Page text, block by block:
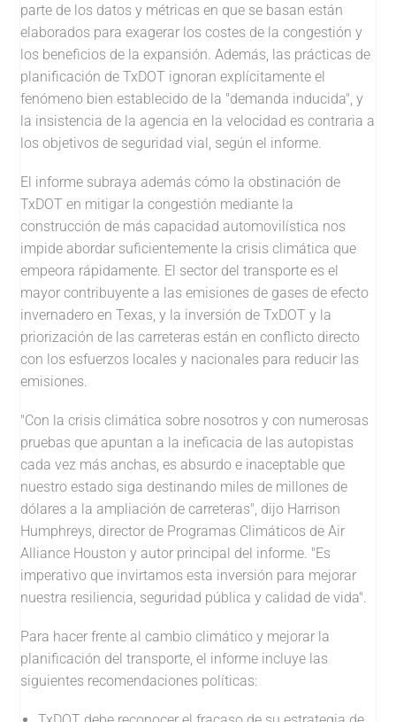
parte de los datos y métricas en que se basan están
elaborados para exagerar los costes de la congestión y
los beneficios de la expansión. Además, las prácticas de
planificación de TxDOT ignoran explícitamente el
fenómeno bien establecido de la "demanda inducida", y
la insistencia de la agencia en la velocidad es contraria a
los objetivos de seguridad vial, según el informe.
El informe subraya además cómo la obstinación de
TxDOT en mitigar la congestión mediante la
construcción de más capacidad automovilística nos
impide abordar suficientemente la crisis climática que
empeora rápidamente. El sector del transporte es el
mayor contribuyente a las emisiones de gases de efecto
invernadero en Texas, y la inversión de TxDOT y la
priorización de las carreteras están en conflicto directo
con los esfuerzos locales y nacionales para reducir las
emisiones.
"Con la crisis climática sobre nosotros y con numerosas
pruebas que apuntan a la ineficacia de las autopistas
cada vez más anchas, es absurdo e inaceptable que
nuestro estado siga destinando miles de millones de
dólares a la ampliación de carreteras", dijo Harrison
Humphreys, director de Programas Climáticos de Air
Alliance Houston y autor principal del informe. "Es
imperativo que invirtamos esta inversión para mejorar
nuestra resiliencia, seguridad pública y calidad de vida".
Para hacer frente al cambio climático y mejorar la
planificación del transporte, el informe incluye las
siguientes recomendaciones políticas: